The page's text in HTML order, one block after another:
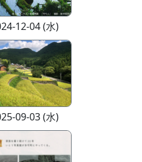
12-04 (水)
09-03 (水)